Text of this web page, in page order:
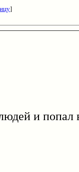
]
и попал